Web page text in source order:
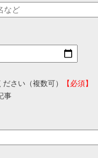
さい（複数可）
【必須】
事